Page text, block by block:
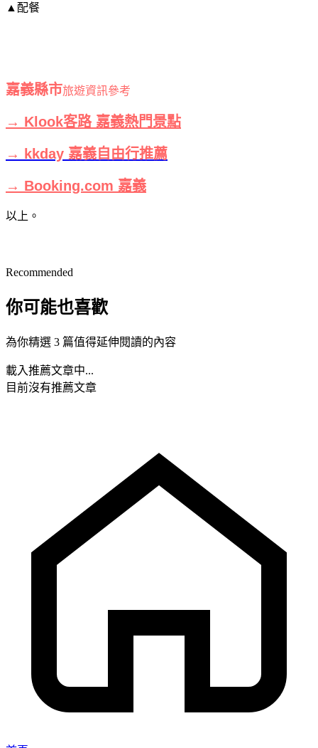
▲配餐
嘉義縣市旅遊資訊參考
→ Klook客路 嘉義熱門景點
→ kkday 嘉義自由行推薦
→ Booking.com 嘉義
以上。
Recommended
你可能也喜歡
為你精選 3 篇值得延伸閱讀的內容
載入推薦文章中...
目前沒有推薦文章